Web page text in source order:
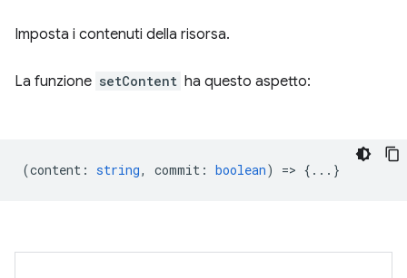
Imposta i contenuti della risorsa.
La funzione setContent ha questo aspetto:
(content : string, commit : boolean) => {...}